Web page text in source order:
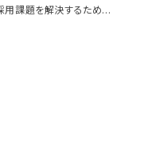
用課題を解決するため